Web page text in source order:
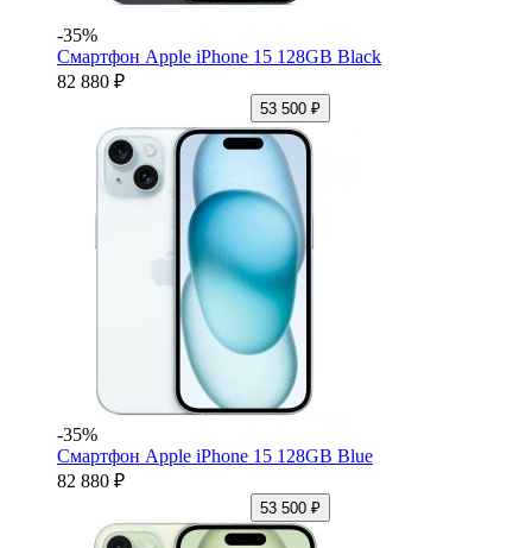
-35%
Смартфон Apple iPhone 15 128GB Black
82 880 ₽
53 500 ₽
-35%
Смартфон Apple iPhone 15 128GB Blue
82 880 ₽
53 500 ₽